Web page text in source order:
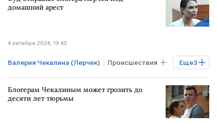
домашний арест
4 октября 2024, 19:43
Еще3
Валерия Чекалина (Лерчек) Происшествия
РОССИЯ суд домашний арест
Блогерам Чекалиным может грозить до
десяти лет тюрьмы